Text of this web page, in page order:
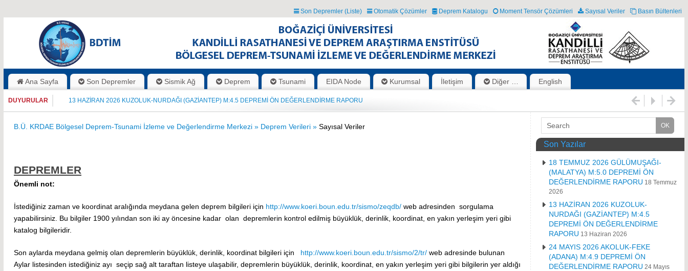
Son Depremler (Liste) Otomatik Çözümler Deprem Katalogu Moment Tensör Çözümleri Sayısal Veriler Basın Bültenleri
Ana Sayfa Son Depremler Sismik Ağ Deprem Tsunami EIDA Node Kurumsal İletişim Diğer … English
DUYURULAR 18 TEMMUZ 2026 GÜLÜMUŞAĞI-(MALATYA) M:5.0 DEPREMİ ÖN DEĞERLENDİRME RAPORU
13 HAZİRAN 2026 KUZOLUK-NURDAĞI (GAZİANTEP) M:4.5 DEPREMİ ÖN DEĞERLENDİRME RAPORU
B.Ü. KRDAE Bölgesel Deprem-Tsunami İzleme ve Değerlendirme Merkezi » Deprem Verileri » Sayısal Veriler
DEPREMLER
Önemli not:
İstediğiniz zaman ve koordinat aralığında meydana gelen deprem bilgileri için http://www.koeri.boun.edu.tr/sismo/zeqdb/ web adresinden sorgulama
yapabilirsiniz. Bu bilgiler 1900 yılından son iki ay öncesine kadar olan depremlerin kontrol edilmiş büyüklük, derinlik, koordinat, en yakın yerleşim yeri gibi
katalog bilgileridir.
Son aylarda meydana gelmiş olan depremlerin büyüklük, derinlik, koordinat bilgileri için http://www.koeri.boun.edu.tr/sismo/2/tr/ web adresinde bulunan
Aylar listesinden istediğiniz ayı seçip sağ alt taraftan listeye ulaşabilir, depremlerin büyüklük, derinlik, koordinat, en yakın yerleşim yeri gibi bilgilerin yer aldığı
Son Yazılar
18 TEMMUZ 2026 GÜLÜMUŞAĞI-
(MALATYA) M:5.0 DEPREMİ ÖN
DEĞERLENDİRME RAPORU 18 Temmuz
2026
13 HAZİRAN 2026 KUZOLUK-
NURDAĞI (GAZİANTEP) M:4.5
DEPREMİ ÖN DEĞERLENDİRME
RAPORU 13 Haziran 2026
24 MAYIS 2026 AKOLUK-FEKE
(ADANA) M:4.9 DEPREMİ ÖN
DEĞERLENDİRME RAPORU 24 Mayıs